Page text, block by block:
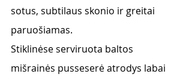
sotus, subtilaus skonio ir greitai
paruošiamas.
Stiklinėse serviruota baltos
mišrainės pusseserė atrodys labai